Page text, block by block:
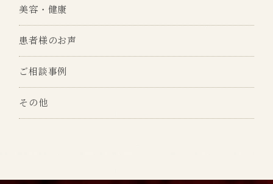
美容・健康
患者様のお声
ご相談事例
その他